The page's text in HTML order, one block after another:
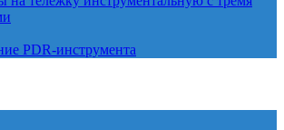
PDR-инструмента